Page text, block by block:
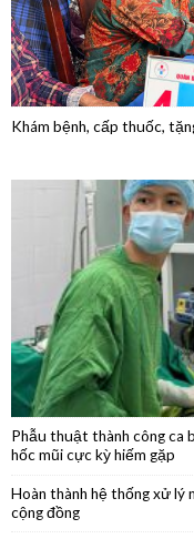
Khám bệnh, cấp thuốc,
Phẫu thuật thành công ca
hốc mũi cực kỳ hiếm gặp
Hoàn thành hệ thống xử lý
cộng đồng
Bệnh viện Quân Dân Y
Phẫu thuật nội soi thành